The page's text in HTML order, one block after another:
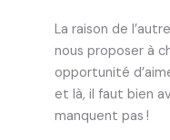
La raison de
nous proposer à
opportunité
et là, il faut bien
manquent pas !